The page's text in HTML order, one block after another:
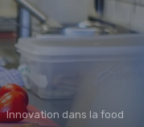
Innovation dans la food